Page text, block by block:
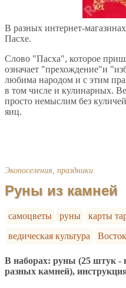
В разных интернет-
Пасхе.
Слово "Пасха", которое
означает "прехождение"и
любима народом и с этим
в том числе и кулинарных.
просто немыслим без
яиц.
Экопоселения, праздники
Руны из камней
самоцветы руны карты
ведическая культура
Восток
В наборах: руны (25 штук -
разных камней),